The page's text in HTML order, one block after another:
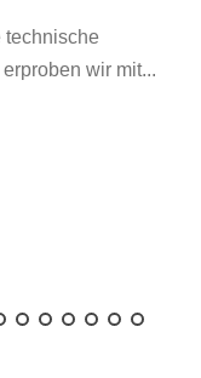
technische
wir mit...